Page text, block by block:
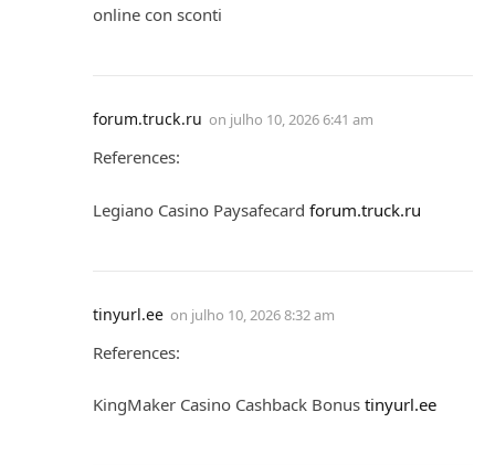
online con sconti
forum.truck.ru on julho 10, 2026 6:41 am
References:
Legiano Casino Paysafecard forum.truck.ru
tinyurl.ee on julho 10, 2026 8:32 am
References:
KingMaker Casino Cashback Bonus tinyurl.ee